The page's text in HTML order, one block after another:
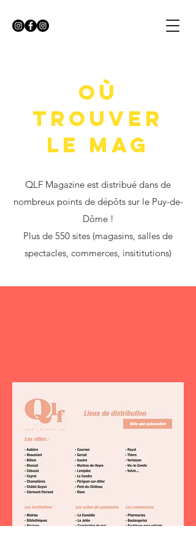
où
trouver
le mag
QLF Magazine est distribué dans de
nombreux points de dépôts sur le Puy-de-
Dôme !
Plus de 550 sites (magasins, salles de
spectacles, commerces, insititutions)